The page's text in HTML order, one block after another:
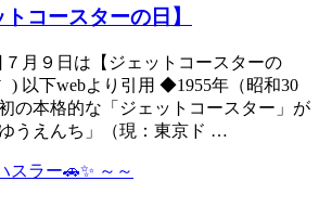
コースターの日】
７月９日は【ジェットコースターの
) 以下webより引用 ◆1955年（昭和30
の本格的な「ジェットコースター」が
うえんち」（現：東京ド …